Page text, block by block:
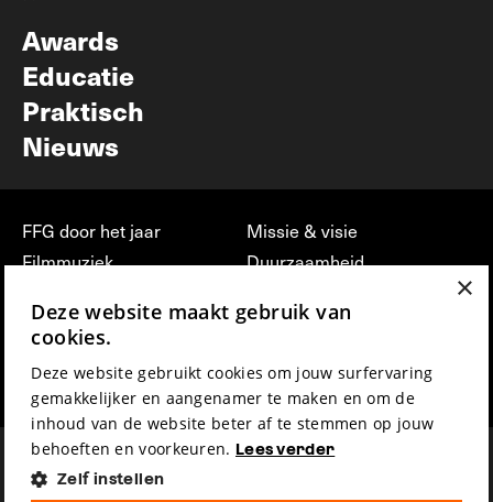
Awards
Educatie
Praktisch
Nieuws
FFG door het jaar
Filmmuziek
Press & Industry
Film Fest Friends
Missie & visie
Duurzaamheid
vrijwilligerswerk bij FFG
Privacy & Disclaimer
×
Deze website maakt gebruik van
cookies.
Deze website gebruikt cookies om jouw surfervaring
gemakkelijker en aangenamer te maken en om de
inhoud van de website beter af te stemmen op jouw
behoeften en voorkeuren. Lees verder
Zelf instellen